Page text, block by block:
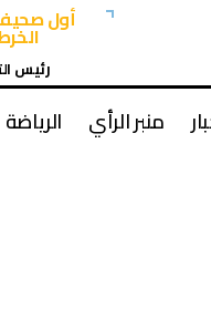
أول
رئيس
منبر الرأي الرياضة